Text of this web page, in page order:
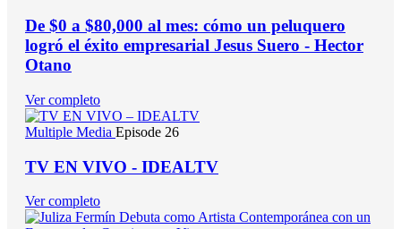
De $0 a $80,000 al mes: cómo un peluquero
logró el éxito empresarial Jesus Suero - Hector
Otano
Ver completo
Multiple Media Episode 26
TV EN VIVO - IDEALTV
Ver completo